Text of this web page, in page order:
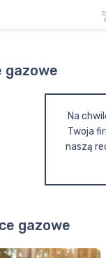
gazowe
Na
Twoja
naszą
gazowe